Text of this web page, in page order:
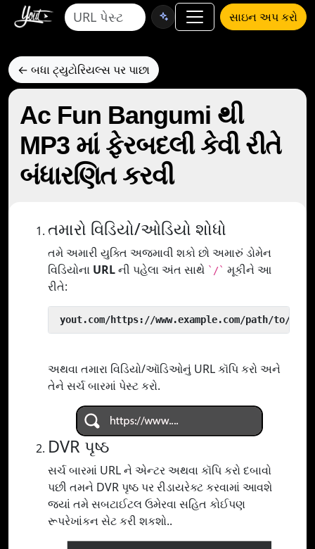
સાઇન અપ કરો
← બધા ટ્યુટોરિયલ્સ પર પાછા
Ac Fun Bangumi થી
MP3 માં ફેરબદલી કેવી રીતે
બંધારણિત કરવી
તમારો વિડિયો/ઓડિયો શોધો
તમે અમારી યુક્તિ અજમાવી શકો છો અમારું ડોમેન
વિડિયોના URLની પહેલા અંત સાથે `/` મૂકીને આ
રીતે:
yout.com/https://www.example.com/path/to/
અથવા તમારા વિડિયો/ઑડિઓનું URL કૉપિ કરો અને
તેને સર્ચ બારમાં પેસ્ટ કરો.
DVR પૃષ્ઠ
સર્ચ બારમાં URL ને એન્ટર અથવા કૉપિ કરો દબાવો
પછી તમને DVR પૃષ્ઠ પર રીડાયરેક્ટ કરવામાં આવશે
જ્યાં તમે સબટાઈટલ ઉમેરવા સહિત કોઈપણ
રૂપરેખાંકન સેટ કરી શકશો..